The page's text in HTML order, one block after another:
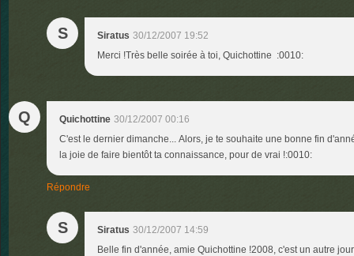
S Siratus 30/12/2007 19:52
Merci !Très belle soirée à toi, Quichottine :0010:
Q Quichottine 30/12/2007 00:16
C'est le dernier dimanche... Alors, je te souhaite une bonne fin
la joie de faire bientôt ta connaissance, pour de vrai !:0010:
Répondre
S Siratus 30/12/2007 14:59
Belle fin d'année, amie Quichottine !2008, c'est un autre